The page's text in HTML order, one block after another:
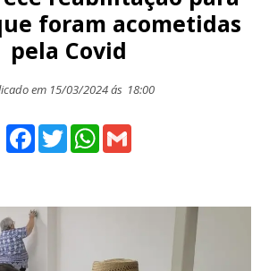
foram acometidas
pela Covid
em 15/03/2024 ás 18:00
Facebook
TwitterWhatsApp